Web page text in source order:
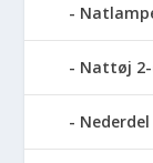
Nattøj
Nederdel